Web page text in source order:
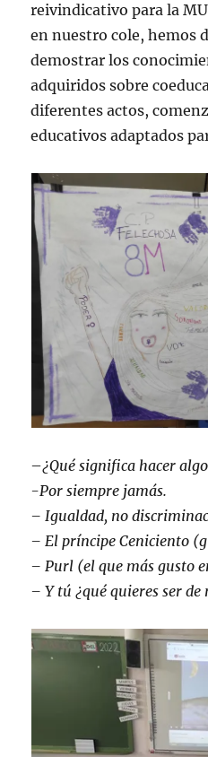
reivindicativo para la
en nuestro cole, hemos
demostrar los
adquiridos sobre
diferentes actos,
educativos adaptados
–¿Qué significa hacer
-Por siempre jamás.
– Igualdad, no
– El príncipe Ceniciento
– Purl (el que más gusto
– Y tú ¿qué quieres ser de